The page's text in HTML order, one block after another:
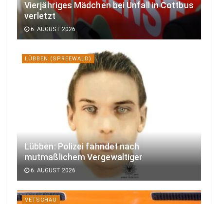
Vierjähriges Mädchen bei Unfall in Cottbus
verletzt
6. AUGUST 2026
LÜBBEN (SPREEWALD)
Lübben: Polizei fahndet nach
mutmaßlichem Vergewaltiger
6. AUGUST 2026
VETSCHAU